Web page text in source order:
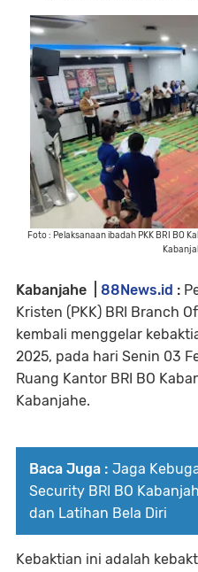
Foto : Pelaksanaan ibadah PKK BRI BO
Kabanjahe | 88News.id :
Kristen (PKK) BRI Branch
kembali menggelar
2025, pada hari Senin 03
Ruang Kantor BRI BO
Kabanjahe.
Baca Juga : Jaga
Security BRI BO
dan Latihan Bela Diri
Kebaktian ini adalah